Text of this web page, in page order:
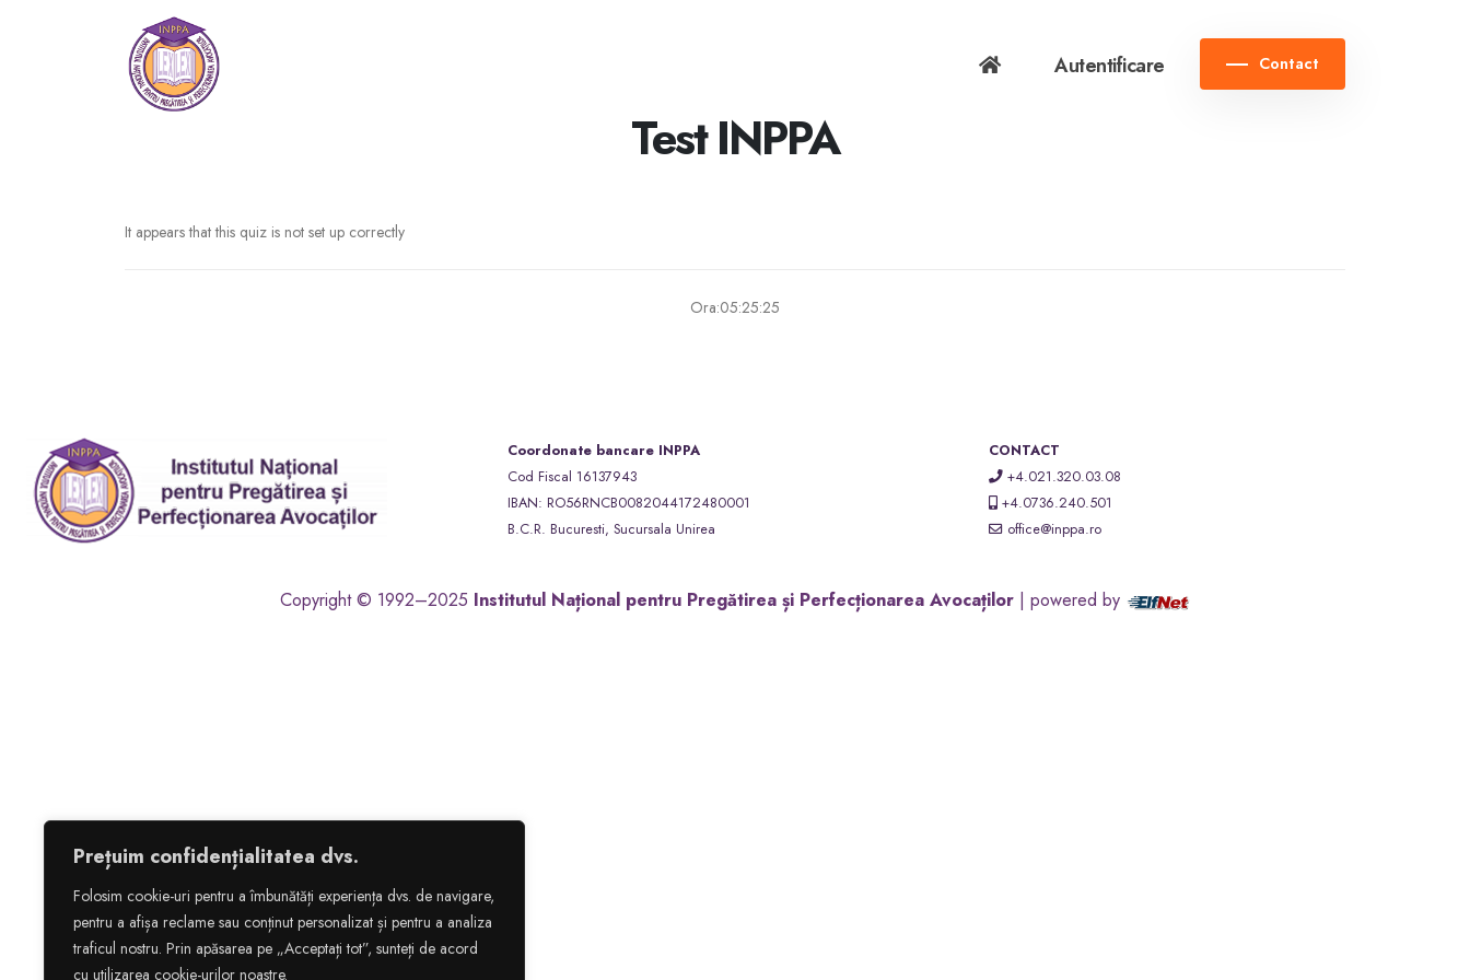
Prețuim confidențialitatea dvs.
Folosim cookie-uri pentru a îmbunătăți experiența dvs. de navigare,
pentru a afișa reclame sau conținut personalizat și pentru a analiza
traficul nostru. Prin apăsarea pe „Acceptați tot”, sunteți de acord
cu utilizarea cookie-urilor noastre.
Autentificare Contact
Test INPPA
It appears that this quiz is not set up correctly
Ora:05:25:25
Coordonate bancare INPPA
Cod Fiscal 16137943
IBAN: RO56RNCB0082044172480001
B.C.R. Bucuresti, Sucursala Unirea
CONTACT
+4.021.320.03.08
+4.0736.240.501
office@inppa.ro
Copyright © 1992–2025 Institutul Național pentru Pregătirea și Perfecționarea Avocaților| powered by